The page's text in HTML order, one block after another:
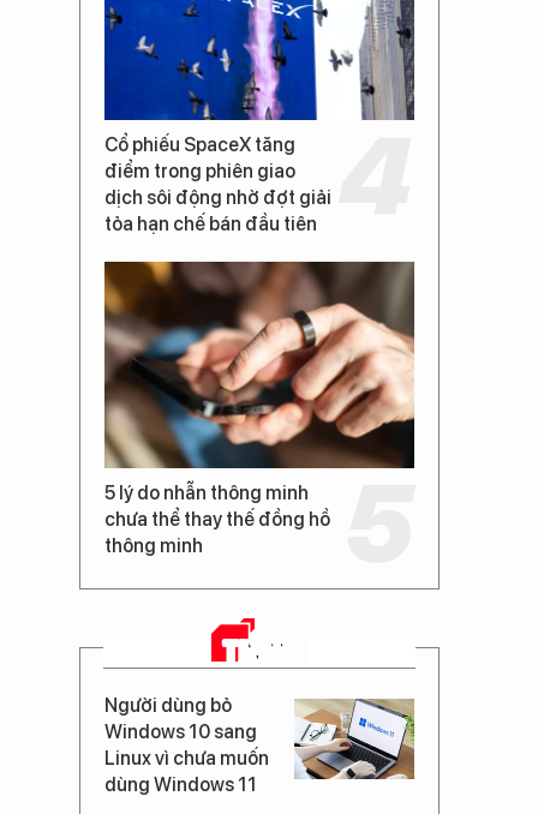
Cổ phiếu SpaceX tăng
điểm trong phiên giao
dịch sôi động nhờ đợt giải
tỏa hạn chế bán đầu tiên
5 lý do nhẫn thông minh
chưa thể thay thế đồng hồ
thông minh
TIN MỚI
Người dùng bỏ
Windows 10 sang
Linux vì chưa muốn
dùng Windows 11